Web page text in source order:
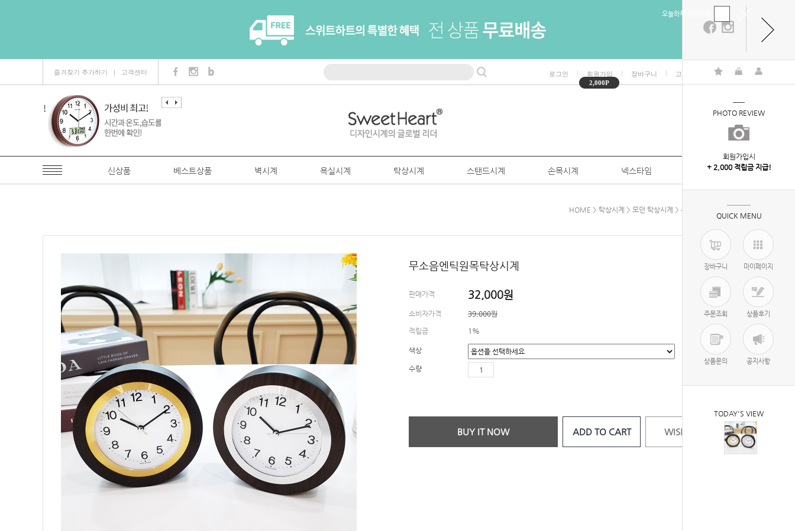
PHOTO REVIEW
회원가입시
+ 2,000 적립금 지급!
QUICK MENU
장바구니 마이페이지
주문조회 상품후기
상품문의 공지사항
TODAY'S VIEW
오늘하루 열지않음
즐겨찾기 추가하기 ㅣ 고객센터 로그인
회원가입
2,000P
장바구니 고객센터 마이페이지
신상품 베스트상품 벽시계 욕실시계 탁상시계 스탠드시계 손목시계 넥스타임 특판/대량구매
HOME > 탁상시계 > 모던 탁상시계 > 무소음엔틱원목탁상시계
무소음엔틱원목탁상시계
판매가격 32,000원
소비자가격 39,000원
적립금 1%
색상
수량
BUY IT NOW ADD TO CART WISH LIST